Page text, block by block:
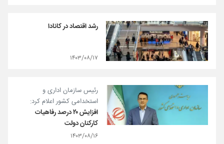
رشد اقتصاد در کانادا
۱۴۰۳/۰۸/۱۷
رئیس سازمان اداری و
استخدامی کشور اعلام کرد:
افزایش ۲۰ درصد رفاهیات
كاركنان دولت
۱۴۰۳/۰۸/۱۶